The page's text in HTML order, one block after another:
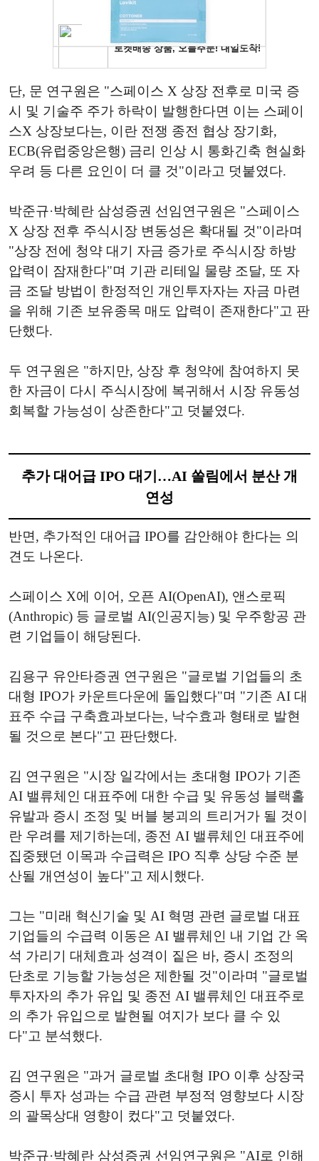
단, 문 연구원은 "스페이스 X 상장 전후로 미국 증
시 및 기술주 주가 하락이 발행한다면 이는 스페이
스X 상장보다는, 이란 전쟁 종전 협상 장기화,
ECB(유럽중앙은행) 금리 인상 시 통화긴축 현실화
우려 등 다른 요인이 더 클 것"이라고 덧붙였다.
박준규·박혜란 삼성증권 선임연구원은 "스페이스
X 상장 전후 주식시장 변동성은 확대될 것"이라며
"상장 전에 청약 대기 자금 증가로 주식시장 하방
압력이 잠재한다"며 기관 리테일 물량 조달, 또 자
금 조달 방법이 한정적인 개인투자자는 자금 마련
을 위해 기존 보유종목 매도 압력이 존재한다"고 판
단했다.
두 연구원은 "하지만, 상장 후 청약에 참여하지 못
한 자금이 다시 주식시장에 복귀해서 시장 유동성
회복할 가능성이 상존한다"고 덧붙였다.
추가 대어급 IPO 대기…AI 쏠림에서 분산 개
연성
반면, 추가적인 대어급 IPO를 감안해야 한다는 의
견도 나온다.
스페이스 X에 이어, 오픈 AI(OpenAI), 앤스로픽
(Anthropic) 등 글로벌 AI(인공지능) 및 우주항공 관
련 기업들이 해당된다.
김용구 유안타증권 연구원은 "글로벌 기업들의 초
대형 IPO가 카운트다운에 돌입했다"며 "기존 AI 대
표주 수급 구축효과보다는, 낙수효과 형태로 발현
될 것으로 본다"고 판단했다.
김 연구원은 "시장 일각에서는 초대형 IPO가 기존
AI 밸류체인 대표주에 대한 수급 및 유동성 블랙홀
유발과 증시 조정 및 버블 붕괴의 트리거가 될 것이
란 우려를 제기하는데, 종전 AI 밸류체인 대표주에
집중됐던 이목과 수급력은 IPO 직후 상당 수준 분
산될 개연성이 높다"고 제시했다.
그는 "미래 혁신기술 및 AI 혁명 관련 글로벌 대표
기업들의 수급력 이동은 AI 밸류체인 내 기업 간 옥
석 가리기 대체효과 성격이 짙은 바, 증시 조정의
단초로 기능할 가능성은 제한될 것"이라며 "글로벌
투자자의 추가 유입 및 종전 AI 밸류체인 대표주로
의 추가 유입으로 발현될 여지가 보다 클 수 있
다"고 분석했다.
김 연구원은 "과거 글로벌 초대형 IPO 이후 상장국
증시 투자 성과는 수급 관련 부정적 영향보다 시장
의 괄목상대 영향이 컸다"고 덧붙였다.
박준규·박혜란 삼성증권 선임연구원은 "AI로 인해